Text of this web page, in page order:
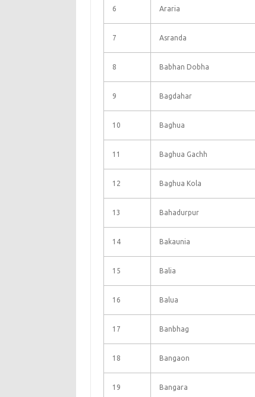
6 Araria
7 Asranda
8 Babhan Dobha
9 Bagdahar
10 Baghua
11 Baghua Gachh
12 Baghua Kola
13 Bahadurpur
14 Bakaunia
15 Balia
16 Balua
17 Banbhag
18 Bangaon
19 Bangara